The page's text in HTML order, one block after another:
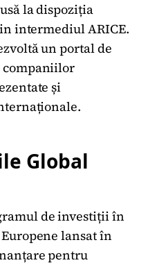
la dispoziția
intermediul ARICE.
un portal de
companiilor
și
Global
de investiții în
lansat în
pentru